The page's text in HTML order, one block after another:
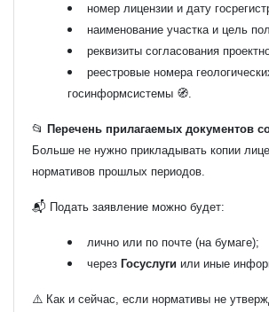
номер лицензии и дату
наименование участка и цель
реквизиты согласования
реестровые номера
госинформсистемы 🧭.
📂 Перечень прилагаемых документов
Больше не нужно прикладывать копии
нормативов прошлых периодов.
📬 Подать заявление можно будет:
лично или по почте (на бумаге);
через Госуслуги или иные
⚠️ Как и сейчас, если нормативы не